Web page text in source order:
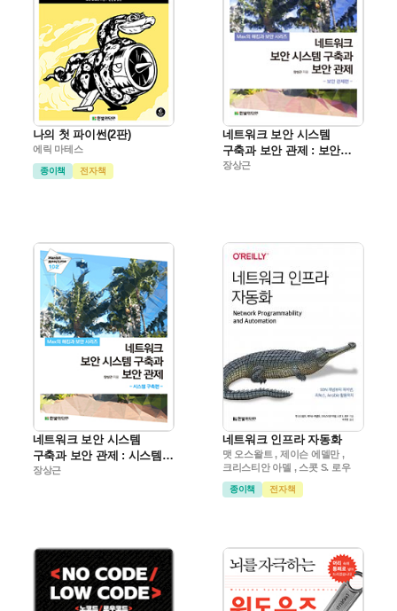
나의 첫 파이썬(2판)
에릭 마테스
종이책 전자책
네트워크 보안 시스템
구축과 보안 관제 : 보안
관제편
장상근
네트워크 보안 시스템
구축과 보안 관제 : 시스템
구축편
장상근
네트워크 인프라 자동화
맷 오스왈트 , 제이슨 에델만 ,
크리스티안 아델 , 스콧 S. 로우
종이책 전자책